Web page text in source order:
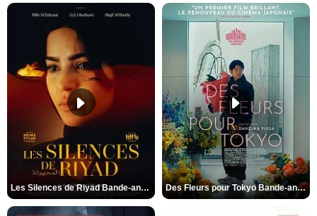
Les Silences de Riyad Bande-annonce VO STFR Des Fleurs pour Tokyo Bande-annonce VO STFR